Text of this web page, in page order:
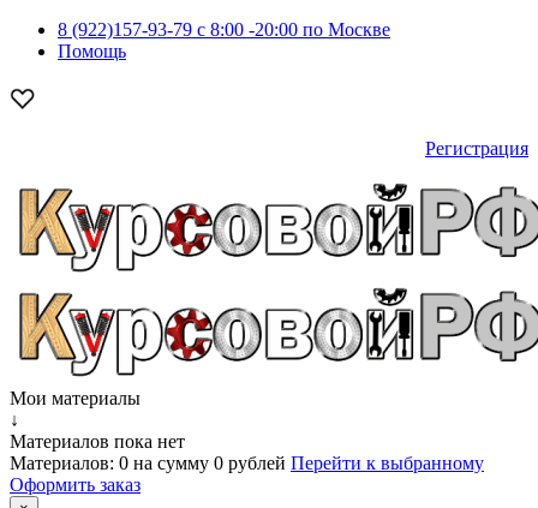
8 (922)157-93-79 c 8:00 -20:00 по Москве
Помощь
Регистрация
Мои материалы
↓
Материалов пока нет
Материалов: 0 на сумму 0 рублей Перейти к выбранному
Оформить заказ